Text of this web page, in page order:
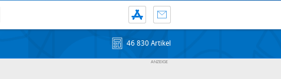
46 830 Artikel